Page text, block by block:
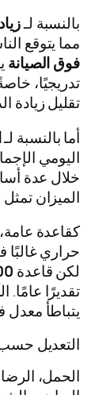
بالنسبة لـ
مما يتوقع
فوق الصيانة
تدريجيًا،
تقليل زيادة
أما بالنسبة لـ
خلال عدة
الميزان
حراري
لكن قاعدة 3,500
تقديرًا عامًا.
يتباطأ
التعديل
الحمل،